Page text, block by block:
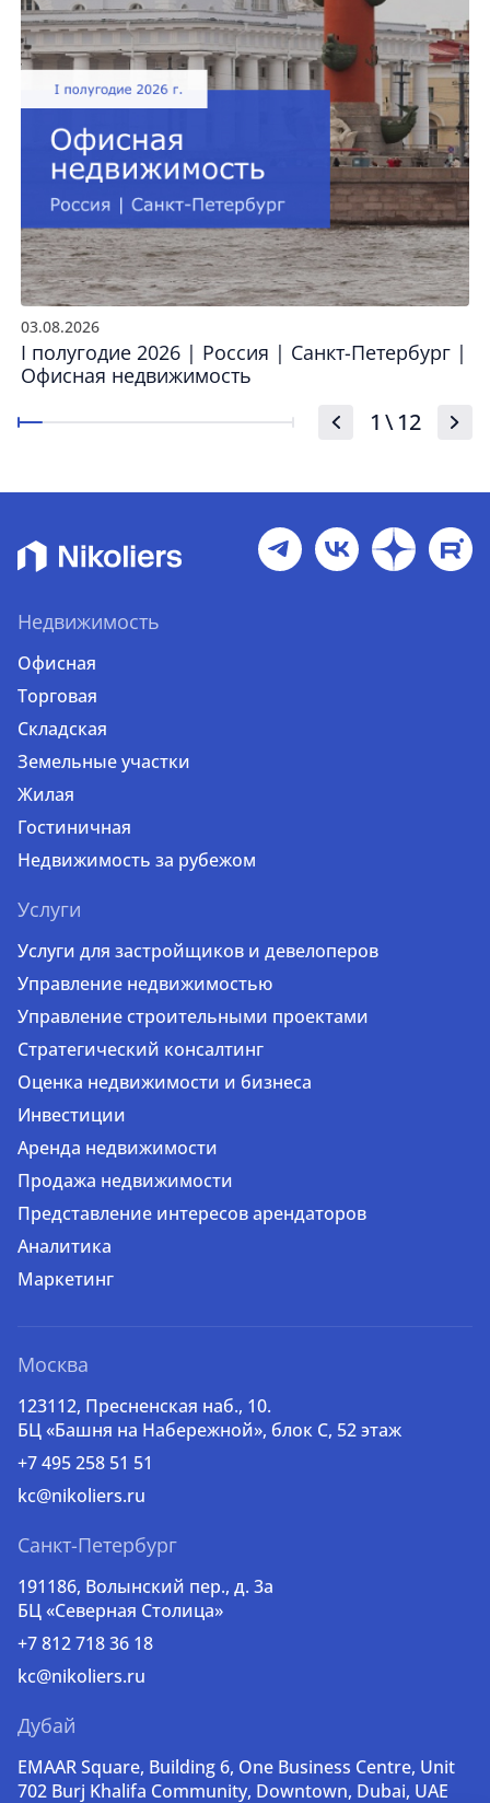
03.08.2026
I полугодие 2026 | Россия | Санкт-Петербург |
Офисная недвижимость
1 \12
Недвижимость
Офисная
Торговая
Складская
Земельные участки
Жилая
Гостиничная
Недвижимость за рубежом
Услуги
Услуги для застройщиков и девелоперов
Управление недвижимостью
Управление строительными проектами
Стратегический консалтинг
Оценка недвижимости и бизнеса
Инвестиции
Аренда недвижимости
Продажа недвижимости
Представление интересов арендаторов
Аналитика
Маркетинг
Москва
123112, Пресненская наб., 10.
БЦ «Башня на Набережной», блок С, 52 этаж
+7 495 258 51 51
kc@nikoliers.ru
Санкт-Петербург
191186, Волынский пер., д. 3a
БЦ «Северная Столица»
+7 812 718 36 18
kc@nikoliers.ru
Дубай
EMAAR Square, Building 6, One Business Centre, Unit
702 Burj Khalifa Community, Downtown, Dubai, UAE